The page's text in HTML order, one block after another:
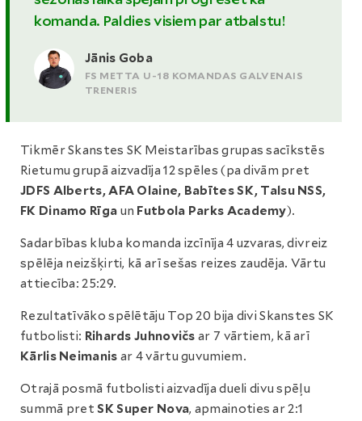
komanda. Paldies visiem par atbalstu!
Jānis Goba
FS METTA U-18 KOMANDAS GALVENAIS
TRENERIS
Tikmēr Skanstes SK Meistarības grupas sacīkstēs
Rietumu grupā aizvadīja 12 spēles (pa divām pret
JDFS Alberts, AFA Olaine, Babītes SK, Talsu NSS,
FK Dinamo Rīga un Futbola Parks Academy).
Sadarbības kluba komanda izcīnīja 4 uzvaras, divreiz
spēlēja neizšķirti, kā arī sešas reizes zaudēja. Vārtu
attiecība: 25:29.
Rezultatīvāko spēlētāju Top 20 bija divi Skanstes SK
futbolisti: Rihards Juhnovičs ar 7 vārtiem, kā arī
Kārlis Neimanis ar 4 vārtu guvumiem.
Otrajā posmā futbolisti aizvadīja dueli divu spēļu
summā pretSK Super Nova, apmainoties ar 2:1